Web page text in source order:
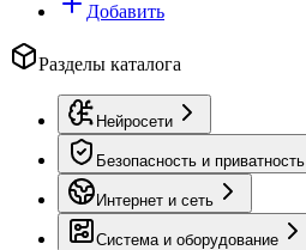
Добавить
Разделы каталога
Нейросети
Безопасность и приватность
Интернет и сеть
Система и оборудование